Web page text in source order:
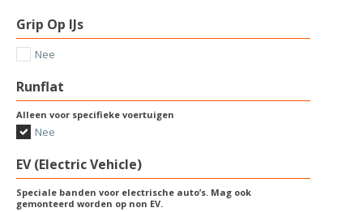
Grip Op IJs
Nee
Runflat
Alleen voor specifieke voertuigen
Nee
EV (Electric Vehicle)
Speciale banden voor electrische auto’s. Mag ook
gemonteerd worden op non EV.